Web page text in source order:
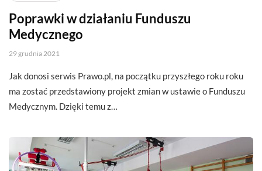
Poprawki w działaniu Funduszu
Medycznego
29 grudnia 2021
Jak donosi serwis Prawo.pl, na początku przyszłego roku roku
ma zostać przedstawiony projekt zmian w ustawie o Funduszu
Medycznym. Dzięki temu z…